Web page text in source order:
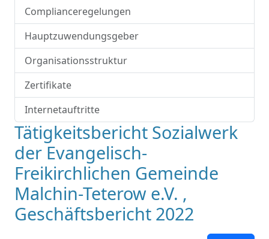
Complianceregelungen
Hauptzuwendungsgeber
Organisationsstruktur
Zertifikate
Internetauftritte
Tätigkeitsbericht Sozialwerk
der Evangelisch-
Freikirchlichen Gemeinde
Malchin-Teterow e.V. ,
Geschäftsbericht 2022